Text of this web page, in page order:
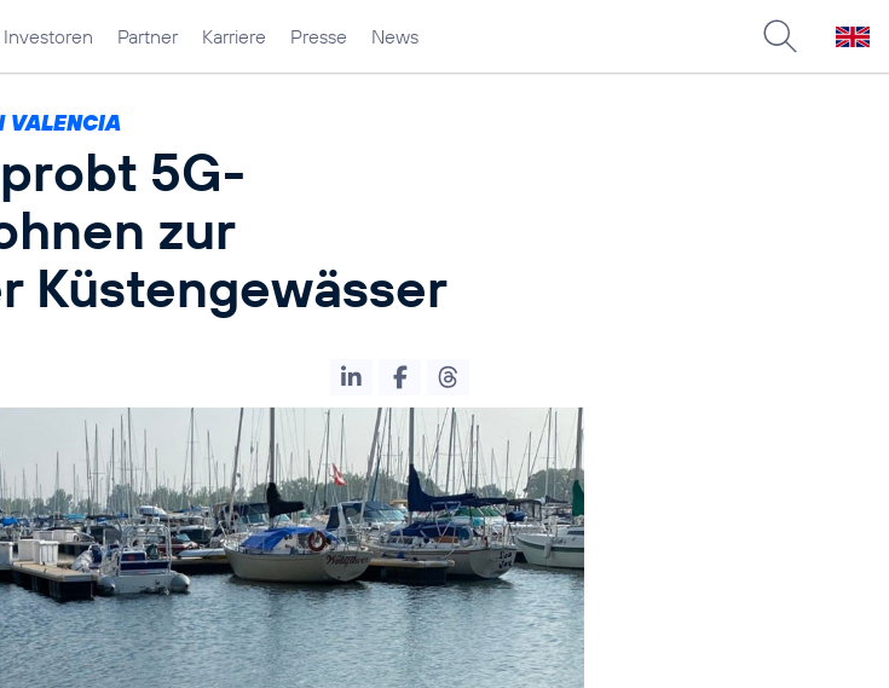
Investoren Partner Karriere Presse News
VALENCIA
5G-
zur
Küstengewässer